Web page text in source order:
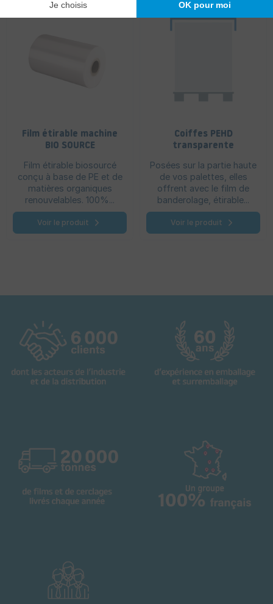
Film étirable machine
BIO SOURCE
Film étirable biosourcé
conçu à base de PE et de
matières organiques
renouvelables. 100%...
Voir le produit
Coiffes PEHD
transparente
Posées sur la partie haute
de vos palettes, elles
offrent avec le film de
banderolage, étirable...
Voir le produit